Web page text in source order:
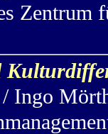
Zentrum
/ Ingo